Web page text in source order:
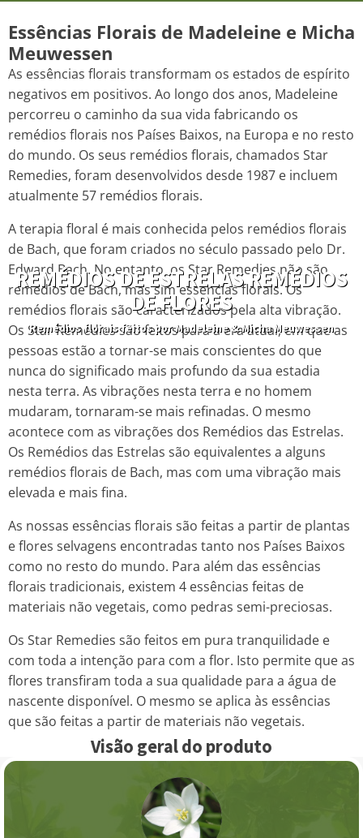
REMÉDIOS DE ESTRELAS REMÉDIOS
DE FLORES
Remédios florais feitos por Madeleine & Micha Meuwessen
Essências Florais de Madeleine e Micha
Meuwessen
As essências florais transformam os estados de espírito
negativos em positivos. Ao longo dos anos, Madeleine
percorreu o caminho da sua vida fabricando os
remédios florais nos Países Baixos, na Europa e no resto
do mundo. Os seus remédios florais, chamados Star
Remedies, foram desenvolvidos desde 1987 e incluem
atualmente 57 remédios florais.
A terapia floral é mais conhecida pelos remédios florais
de Bach, que foram criados no século passado pelo Dr.
Edward Bach. No entanto, os Star Remedies não são
remédios de Bach, mas sim essências florais. Os
remédios florais são caracterizados pela alta vibração.
Os Star Remedies são feitos para a era atual, em que as
pessoas estão a tornar-se mais conscientes do que
nunca do significado mais profundo da sua estadia
nesta terra. As vibrações nesta terra e no homem
mudaram, tornaram-se mais refinadas. O mesmo
acontece com as vibrações dos Remédios das Estrelas.
Os Remédios das Estrelas são equivalentes a alguns
remédios florais de Bach, mas com uma vibração mais
elevada e mais fina.
As nossas essências florais são feitas a partir de plantas
e flores selvagens encontradas tanto nos Países Baixos
como no resto do mundo. Para além das essências
florais tradicionais, existem 4 essências feitas de
materiais não vegetais, como pedras semi-preciosas.
Os Star Remedies são feitos em pura tranquilidade e
com toda a intenção para com a flor. Isto permite que as
flores transfiram toda a sua qualidade para a água de
nascente disponível. O mesmo se aplica às essências
que são feitas a partir de materiais não vegetais.
Visão geral do produto